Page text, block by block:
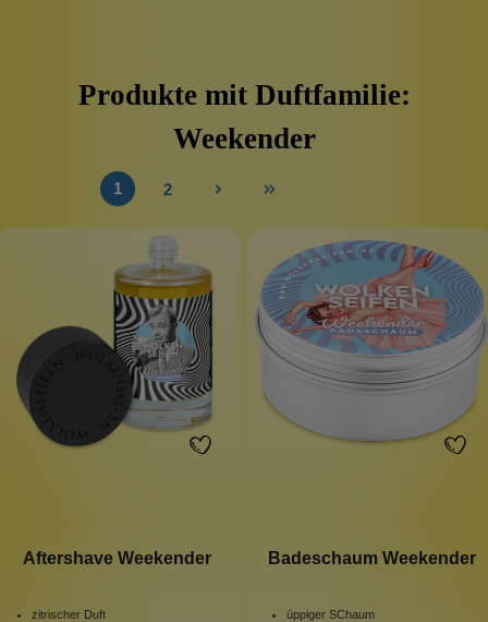
Produkte mit Duftfamilie:
Weekender
1 2
Aftershave Weekender
zitrischer Duft
Badeschaum Weekender
üppiger SChaum